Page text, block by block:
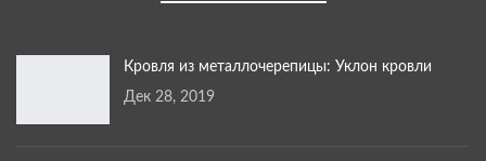
Кровля из металлочерепицы: Уклон кровли
Дек 28, 2019